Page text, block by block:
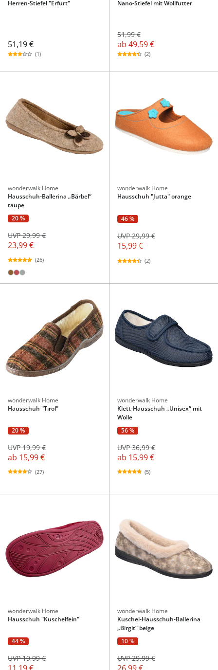
Herren-Stiefel "Erfurt"
51,19 €
(1)
Nano-Stiefel mit Wollfutter
51,99 €
ab 49,59 €
(2)
wonderwalk Home
Hausschuh-Ballerina „Bärbel“
taupe
20 %
23,99 €
UVP 29,99 €
(26)
wonderwalk Home
Hausschuh "Jutta" orange
46 %
15,99 €
UVP 29,99 €
(2)
wonderwalk Home
Hausschuh "Tirol"
20 %
ab 15,99 €
UVP 19,99 €
(27)
wonderwalk Home
Klett-Hausschuh „Unisex“ mit
Wolle
56 %
ab 15,99 €
UVP 36,99 €
(5)
wonderwalk Home
Hausschuh "Kuschelfein"
44 %
UVP 19,99 €
wonderwalk Home
Kuschel-Hausschuh-Ballerina
„Birgit“ beige
10 %
UVP 29,99 €